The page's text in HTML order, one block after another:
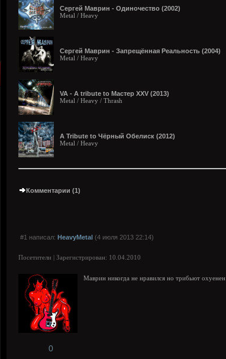
Сергей Маврин - Одиночество (2002)
Metal / Heavy
Сергей Маврин - Запрещённая Реальность (2004)
Metal / Heavy
VA - A tribute to Мастер XXV (2013)
Metal / Heavy / Thrash
A Tribute to Чёрный Обелиск (2012)
Metal / Heavy
Комментарии (1)
#1 написал: HeavyMetal (4 июля 2013 22:14)
Посетители | Зарегистрирован: 10.04.2010
Маврин никогда не нравился но трибьют охуенен
0